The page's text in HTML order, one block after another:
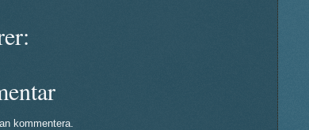
kommentera.